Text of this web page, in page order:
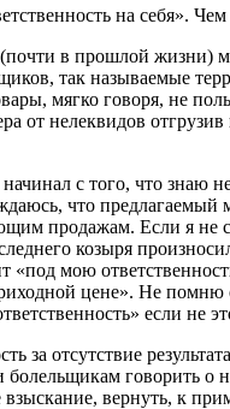
на себя».
в прошлой
так называемые
мягко говоря, не
от нелеквидов
с того, что знаю
что
продажам. Если я не
козыря
«под мою
цене». Не
если не
за отсутствие
говорить о
вернуть, к